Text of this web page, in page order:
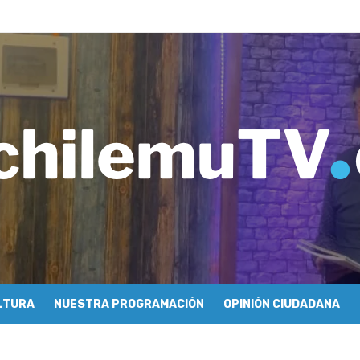
de Economía y Obras Públicas para buscar una salida a la crisis
de Mundo Móvil y avanza en su estrategia para construir un
en torno a la exposición “Zincnético”
Rafael Guendelman
cómo se hace televisión comunitaria en Pichilemu
y escuela comunitaria
con María Lina Fermandois y Luis Polanco
participativa del Plan Local de Restauración del Secano Costero
en su segunda clasificatoria
– Cecilia Araneda
NUESTRA PROGRAMACIÓN OPINIÓN CIUDADANA